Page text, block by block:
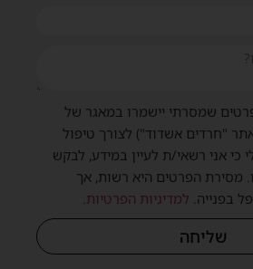
שמסרתי יישמרו במאגר של
"חרדים אשדוד") לצורך טיפול
כי אני רשאי/ת לעיין במידע, לבקש
מסירת הפרטים היא רשות, אך
בפנייה. למדיניות הפרטיות.
שליחה